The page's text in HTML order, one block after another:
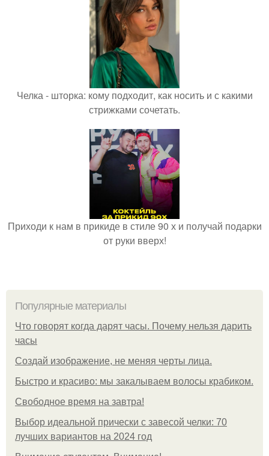
Челка - шторка: кому подходит, как носить и с какими
стрижками сочетать.
Приходи к нам в прикиде в стиле 90 х и получай подарки
от руки вверх!
Популярные материалы
Что говорят когда дарят часы. Почему нельзя дарить
часы
Создай изображение, не меняя черты лица.
Быстро и красиво: мы закалываем волосы крабиком.
Свободное время на завтра!
Выбор идеальной прически с завесой челки: 70
лучших вариантов на 2024 год